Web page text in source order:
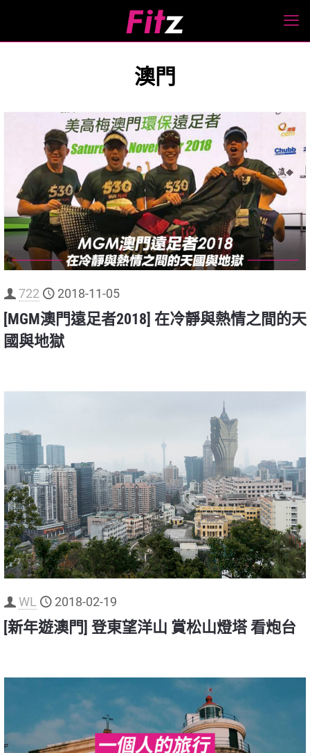
澳門
722 2018-11-05
[MGM澳門遠足者2018] 在冷靜與熱情之間的天
國與地獄
WL 2018-02-19
[新年遊澳門] 登東望洋山 賞松山燈塔 看炮台